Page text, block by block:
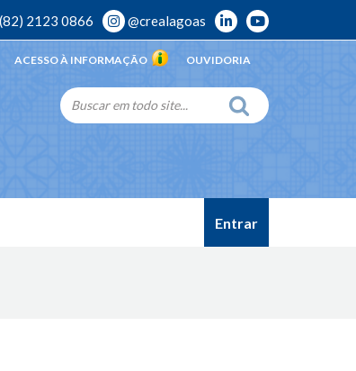
(82) 2123 0866 @crealagoas
OUVIDORIA
ACESSO À INFORMAÇÃO
Entrar